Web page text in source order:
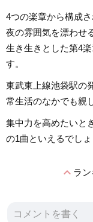
4つの楽章から構成
夜の雰囲気を漂わせ
生き生きとした第4
す。
東武東上線池袋駅の
常生活のなかでも親
集中力を高めたいと
の1曲といえるでしょ
expand_lessラ